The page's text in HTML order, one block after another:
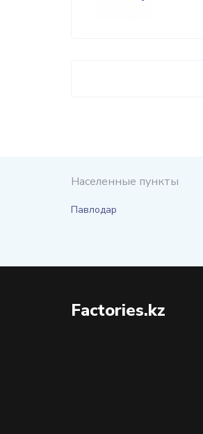
Населенные пункты
Павлодар
Factories.kz